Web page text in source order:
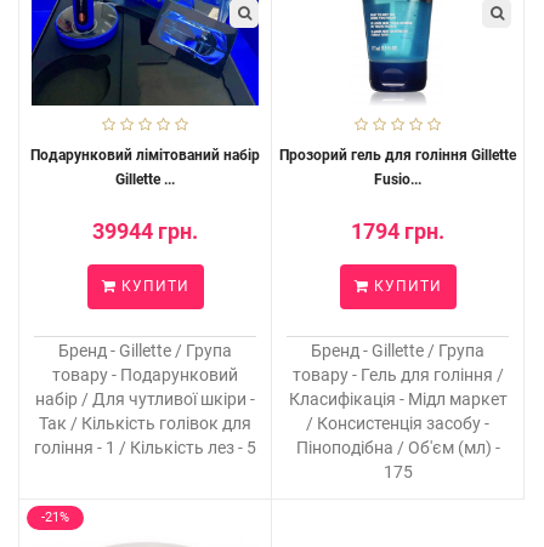
Подарунковий лімітований набір
Gillette ...
39944 грн.
КУПИТИ
Бренд - Gillette / Група
товару - Подарунковий
набір / Для чутливої шкіри -
Так / Кількість голівок для
гоління - 1 / Кількість лез - 5
Прозорий гель для гоління Gillette
Fusio...
1794 грн.
КУПИТИ
Бренд - Gillette / Група
товару - Гель для гоління /
Класифікація - Мідл маркет
/ Консистенція засобу -
Піноподібна / Об'єм (мл) -
175
-21%